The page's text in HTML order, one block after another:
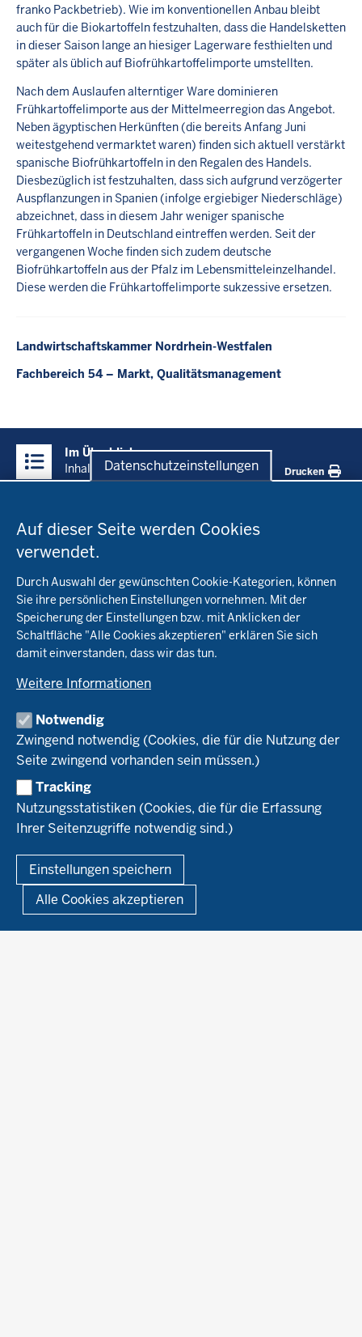
Datenschutzeinstellungen
Auf dieser Seite werden Cookies
verwendet.
Durch Auswahl der gewünschten Cookie-Kategorien, können
Sie ihre persönlichen Einstellungen vornehmen. Mit der
Speicherung der Einstellungen bzw. mit Anklicken der
Schaltfläche "Alle Cookies akzeptieren" erklären Sie sich
damit einverstanden, dass wir das tun.
Weitere Informationen
Notwendig
Zwingend notwendig (Cookies, die für die Nutzung der
Seite zwingend vorhanden sein müssen.)
Tracking
Nutzungsstatistiken (Cookies, die für die Erfassung
Ihrer Seitenzugriffe notwendig sind.)
Einstellungen speichern
Alle Cookies akzeptieren
franko Packbetrieb). Wie im konventionellen Anbau bleibt
auch für die Biokartoffeln festzuhalten, dass die Handelsketten
in dieser Saison lange an hiesiger Lagerware festhielten und
später als üblich auf Biofrühkartoffelimporte umstellten.
Nach dem Auslaufen alterntiger Ware dominieren
Frühkartoffelimporte aus der Mittelmeerregion das Angebot.
Neben ägyptischen Herkünften (die bereits Anfang Juni
weitestgehend vermarktet waren) finden sich aktuell verstärkt
spanische Biofrühkartoffeln in den Regalen des Handels.
Diesbezüglich ist festzuhalten, dass sich aufgrund verzögerter
Auspflanzungen in Spanien (infolge ergiebiger Niederschläge)
abzeichnet, dass in diesem Jahr weniger spanische
Frühkartoffeln in Deutschland eintreffen werden. Seit der
vergangenen Woche finden sich zudem deutsche
Biofrühkartoffeln aus der Pfalz im Lebensmitteleinzelhandel.
Diese werden die Frühkartoffelimporte sukzessive ersetzen.
Landwirtschaftskammer Nordrhein-Westfalen
Fachbereich 54 – Markt, Qualitätsmanagement
Inhalte
Im Überblick
Inhalt
Drucken
in
der
Fachinfo
Öko-Modellregionen NRW
Pflanzenbau
Tierhaltung
Markt
Umstellung
Recht
Beratung
Landwirtschaftskammer NRW
Bioland
Naturland
Versuche
Leitbetriebe Ökologischer Landbau
Versuchsbetriebe
WRRL-Modellbetriebe
Kontakte Versuchswesen
Aktuelles
Arbeitsschwerpunkte
Material & Kontakt
Ökoschule in Kleve
Ausbildungsbetriebe
Berufsausbildung
Forschung
Projekte Ökoteam
Forschungsergebnisse
Service
Kontakt
Newsletter
Demonstrationsbetriebe Ökologischer Landbau
Links
Fußzeile
Impressum Datenschutzerklärung